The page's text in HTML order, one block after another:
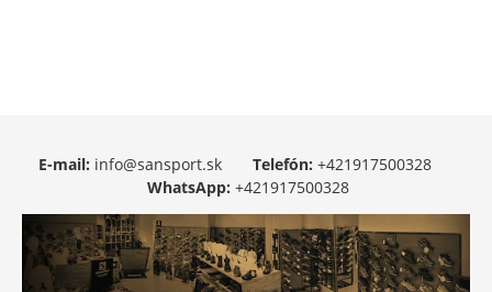
E-mail: info@sansport.sk Telefón: +421917500328
WhatsApp: +421917500328